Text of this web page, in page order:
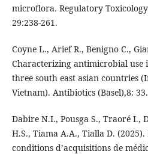
microflora. Regulatory
29:238-261.
Coyne L., Arief R., Benigno C.,
Characterizing antimicrobial use
three south east asian countries
Vietnam). Antibiotics (Basel),8: 33.
Dabire N.I., Pousga S., Traoré I.,
H.S., Tiama A.A., Tialla D.
conditions d’acquisitions de